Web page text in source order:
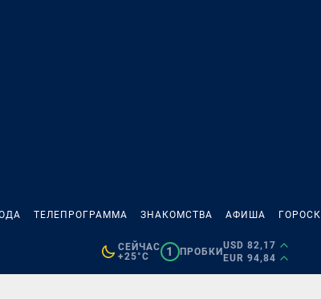
ТЕЛЕПРОГРАММА ЗНАКОМСТВА АФИША
СЕЙЧАС
+25°C
1 ПРОБКИ
USD 82,17
EUR 94,84